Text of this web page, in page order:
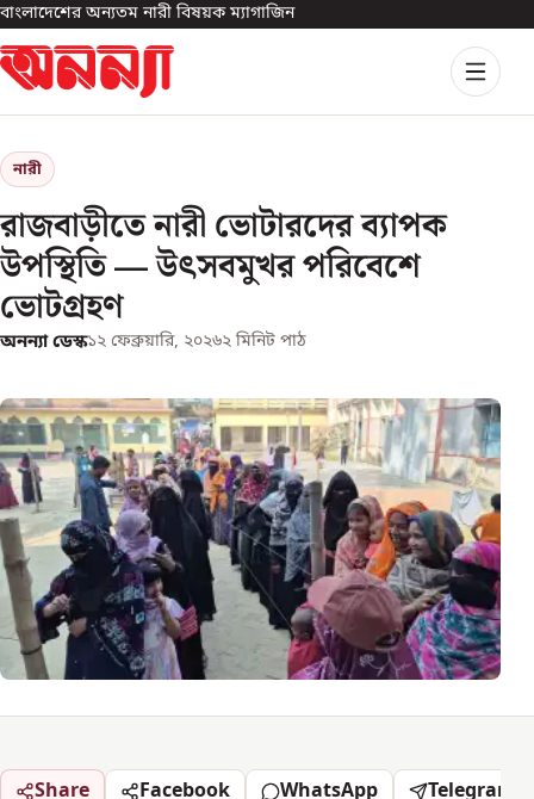
বাংলাদেশের অন্যতম নারী বিষয়ক ম্যাগাজিন
নারী
রাজবাড়ীতে নারী ভোটারদের ব্যাপক
উপস্থিতি — উৎসবমুখর পরিবেশে
ভোটগ্রহণ
অনন্যা ডেস্ক১২ ফেব্রুয়ারি, ২০২৬২ মিনিট পাঠ
Share Facebook WhatsApp Telegram